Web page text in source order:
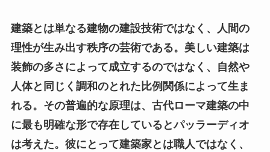
建築とは単なる建物の建設技術ではなく、人間の
理性が生み出す秩序の芸術である。美しい建築は
装飾の多さによって成立するのではなく、自然や
人体と同じく調和のとれた比例関係によって生ま
れる。その普遍的な原理は、古代ローマ建築の中
に最も明確な形で存在しているとパッラーディオ
は考えた。彼にとって建築家とは職人ではなく、